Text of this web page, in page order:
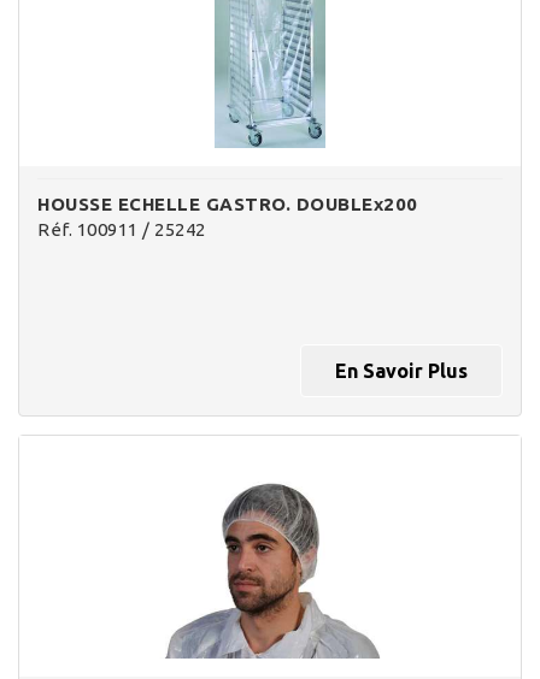
HOUSSE ECHELLE GASTRO. DOUBLEx200
Réf. 100911 / 25242
En Savoir Plus